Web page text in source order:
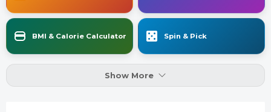
BMI & Calorie Calculator Spin & Pick
Show More